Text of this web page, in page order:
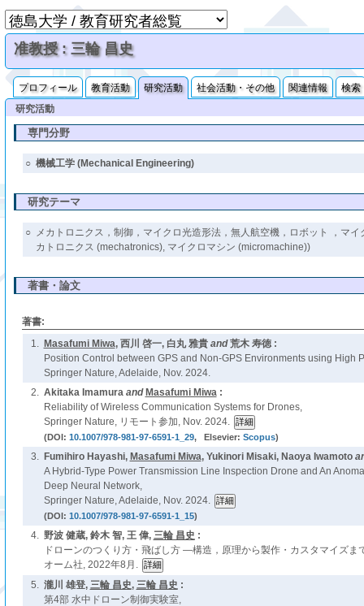
准教授 : 三輪 昌史
プロフィール 教育活動 研究活動 社会活動・その他 関連情報
検索
研究活動
専門分野
○ 機械工学 (Mechanical Engineering)
研究テーマ
○
メカトロニクス，制御，マイクロ光造形法，無人航空機，ロボット ，マ
カトロニクス (mechatronics), マイクロマシン (micromachine))
著書・論文
著書:
1.
Masafumi Miwa, 西川 啓一, 白丸 雅貴and荒木 寿徳 :
Position Control between GPS and Non-GPS Environments using High
Springer Nature, Adelaide, Nov. 2024.
2. Akitaka Imamuraand Masafumi Miwa:
Reliability of Wireless Communication Systems for Drones,
Springer Nature, リモート参加, Nov. 2024.
(DOI: 10.1007/978-981-97-6591-1_29, Elsevier: Scopus)
3. Fumihiro Hayashi, Masafumi Miwa, Yukinori Misaki, Naoya Iwamoto
A Hybrid-Type Power Transmission Line Inspection Drone and An
Deep Neural Network,
Springer Nature, Adelaide, Nov. 2024.
(DOI: 10.1007/978-981-97-6591-1_15)
4. 野波 健蔵, 鈴木 智, 王 偉, 三輪 昌史 :
ドローンのつくり方・飛ばし方 ―構造，原理から製作・カスタマイズま
オーム社, 2022年8月.
5. 瀧川 雄登, 三輪 昌史, 三輪 昌史 :
第4部 水中ドローン制御実験室,